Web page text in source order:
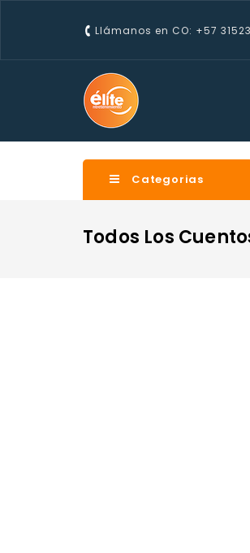
Llámanos en CO: +57
Categorias
Todos Los